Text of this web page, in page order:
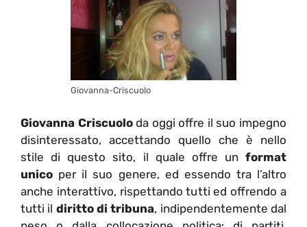
Giovanna-Criscuolo
Giovanna Criscuoloda oggi offre il suo impegno
disinteressato, accettando quello che è nello
stile di questo sito, il quale offre un format
unico per il suo genere, ed essendo tra l’altro
anche interattivo, rispettando tutti ed offrendo a
tutti il diritto di tribuna, indipendentemente dal